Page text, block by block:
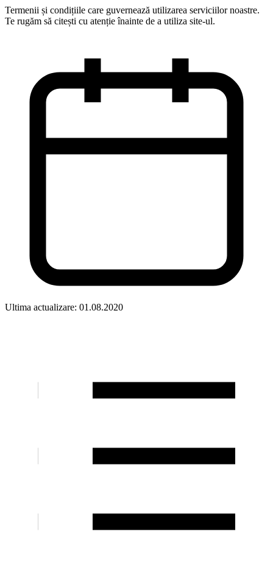
Termenii și condițiile care guvernează utilizarea serviciilor noastre.
Te rugăm să citești cu atenție înainte de a utiliza site-ul.
Ultima actualizare: 01.08.2020